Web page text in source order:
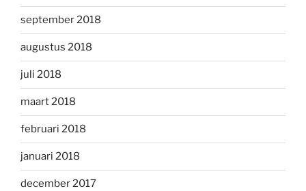
september 2018
augustus 2018
juli 2018
maart 2018
februari 2018
januari 2018
december 2017